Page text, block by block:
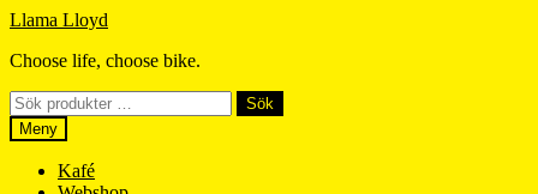
Hoppa
navigering
Hoppa
innehåll
Llama Lloyd
Choose life, choose bike.
Sök
efter:
Sök
Meny
Kafé